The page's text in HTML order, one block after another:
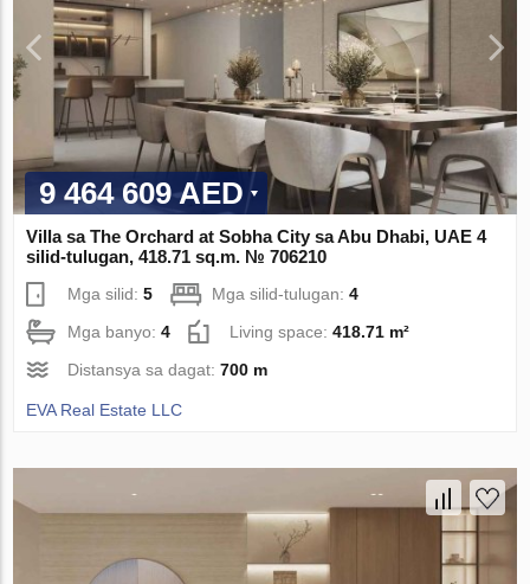
9 464 609 AED
Villa sa The Orchard at Sobha City sa Abu Dhabi, UAE 4
silid-tulugan, 418.71 sq.m. № 706210
Mga silid:5 Mga silid-tulugan:4
Mga banyo:4 Living space:418.71 m²
Distansya sa dagat:700 m
EVA Real Estate LLC